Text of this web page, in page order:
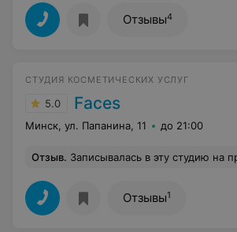
Отзывы4
СТУДИЯ КОСМЕТИЧЕСКИХ УСЛУГ
5.0 Faces
Минск, ул. Папанина, 11 до 21:00
Отзыв. Записывалась в эту студию на процедуру по уходу за кожей, так как появились проблемы с кожей. Выбрала салон по карте, привлекли положительные отзывы клиентов. На ресепшене администратор была вежливой, предложила воду. Сама косметология
Отзывы1